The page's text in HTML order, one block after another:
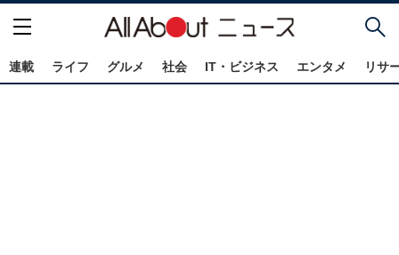
連載 ライフ グルメ 社会 IT・ビジネス エンタメ リサ